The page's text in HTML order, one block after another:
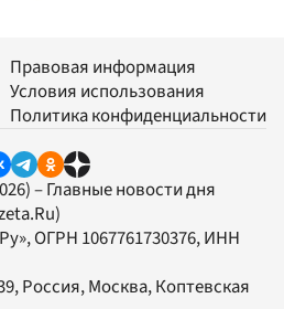
Правовая информация
Условия использования
Политика конфиденциальности
– Главные новости дня
, ОГРН 1067761730376, ИНН
Россия, Москва, Коптевская